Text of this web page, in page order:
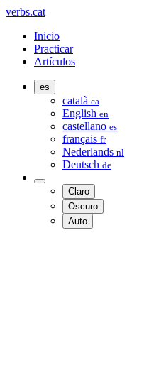
verbs.cat
Inicio
Practicar
Artículos
es
català ca
English en
castellano es
français fr
Nederlands nl
Deutsch de
Claro
Oscuro
Auto